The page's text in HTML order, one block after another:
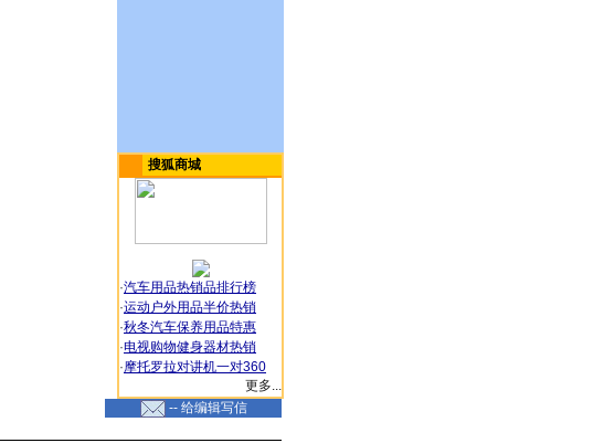
搜狐商城
·汽车用品热销品排行榜
·运动户外用品半价热销
·秋冬汽车保养用品特惠
·电视购物健身器材热销
·摩托罗拉对讲机一对360
更多...
-- 给编辑写信